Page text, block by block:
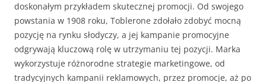
doskonałym przykładem skutecznej promocji. Od swojego
powstania w 1908 roku, Toblerone zdołało zdobyć mocną
pozycję na rynku słodyczy, a jej kampanie promocyjne
odgrywają kluczową rolę w utrzymaniu tej pozycji. Marka
wykorzystuje różnorodne strategie marketingowe, od
tradycyjnych kampanii reklamowych, przez promocje, aż po